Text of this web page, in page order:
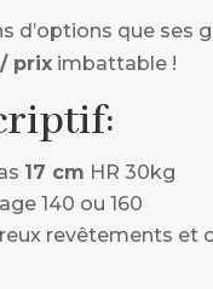
d’options que ses
prix imbattable !
17 cm HR 30kg
140 ou 160
revêtements et